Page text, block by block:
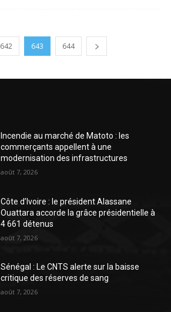
642 643 644
Incendie au marché de Matoto : les
commerçants appellent à une
modernisation des infrastructures
août 7, 2026
Côte d’Ivoire : le président Alassane
Ouattara accorde la grâce présidentielle à
4 661 détenus
août 7, 2026
Sénégal : Le CNTS alerte sur la baisse
critique des réserves de sang
août 7, 2026